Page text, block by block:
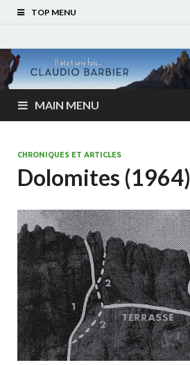
TOP MENU
MAIN MENU
CHRONIQUES ET ARTICLES
Dolomites (1964)